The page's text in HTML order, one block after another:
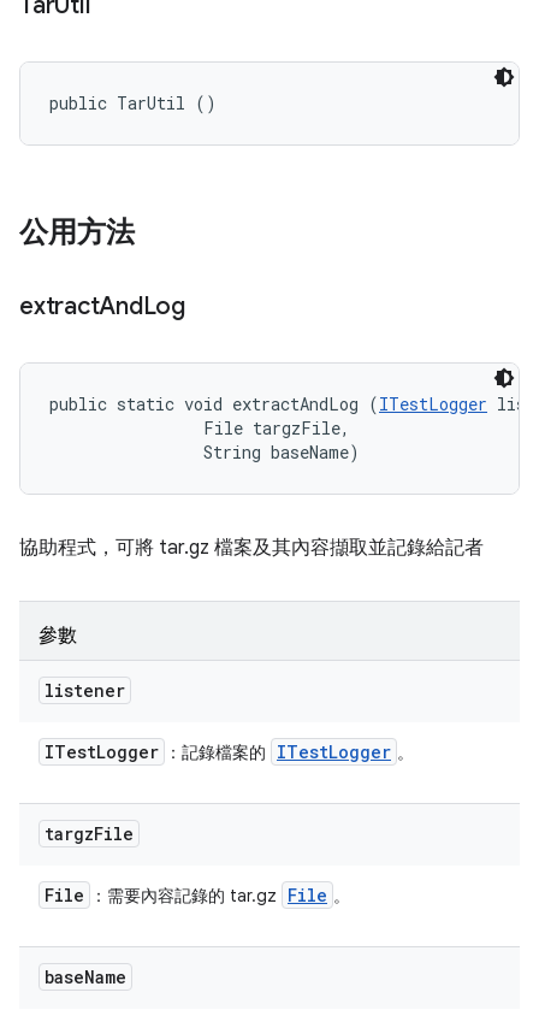
public TarUtil ()
公用方法
extractAndLog
public static void extractAndLog (ITestLogger
                File targzFile,
                String baseName)
協助程式，可將 tar.gz 檔案及其內容擷取並記錄給記者
參數
listener
ITestLogger ：記錄檔案的 ITestLogger 。
targzFile
File ：需要內容記錄的 tar.gz File 。
baseName